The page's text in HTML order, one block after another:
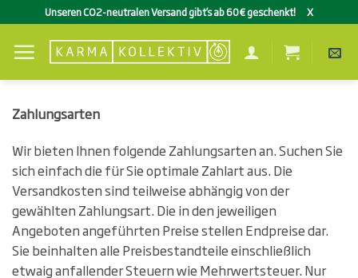
Inhalt
springen
Unseren CO2-neutralen Versand gibt’s ab 60€ geschenkt! X
Zahlungsarten
Wir bieten Ihnen folgende Zahlungsarten an. Suchen Sie
sich einfach die für Sie optimale Zahlart aus. Die
Versandkosten sind teilweise abhängig von der
gewählten Zahlungsart. Die in den jeweiligen
Angeboten angeführten Preise stellen Endpreise dar.
Sie beinhalten alle Preisbestandteile einschließlich
etwaig anfallender Steuern wie Mehrwertsteuer. Nur